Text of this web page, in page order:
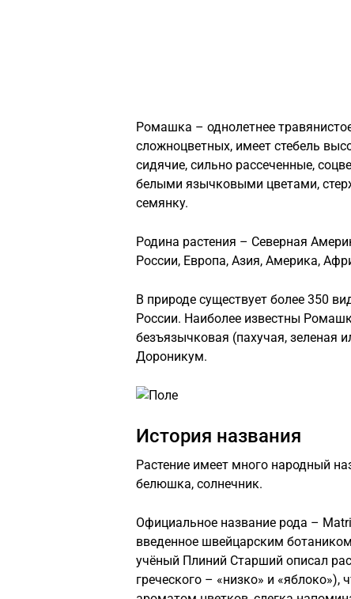
Ромашка – однолетнее
сложноцветных, имеет стебель
сидячие, сильно рассеченные,
белыми язычковыми цветами,
семянку.
Родина растения – Северная
России, Европа, Азия, Америка,
В природе существует более 350
России. Наиболее известны
безъязычковая (пахучая, зеленая
Дороникум.
История названия
Растение имеет много народный
белюшка, солнечник.
Официальное название рода –
введенное швейцарским
учёный Плиний Старший описал
греческого – «низко» и «яблоко»),